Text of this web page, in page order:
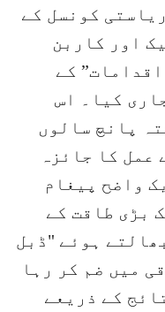
کونسل کے
اور کاربن
کے
کیا۔ اس
پانچ سالوں
عمل کا جائزہ
واضح پیغام
بڑی طاقت کے
ہوئے "ڈبل
میں ضم کر رہا
کے ذریعے